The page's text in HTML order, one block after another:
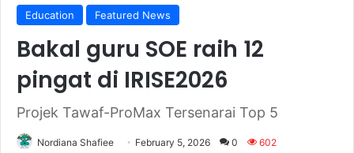
Education Featured News
Bakal guru SOE raih 12
pingat di IRISE2026
Projek Tawaf-ProMax Tersenarai Top 5
Nordiana Shafiee February 5, 2026 0 602